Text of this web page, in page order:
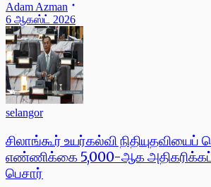
Adam Azman
6 ஆகஸ்ட் 2026
selangor
சிலாங்கூர் உயர்கல்வி நிதியுதவியைப்
எண்ணிக்கை 5,000-ஆக
பெசார்